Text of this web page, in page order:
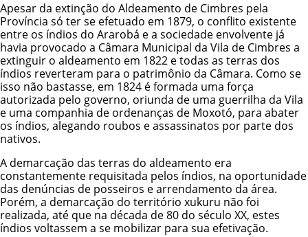
Apesar da extinção do Aldeamento de Cimbres pela
Província só ter se efetuado em 1879, o conflito existente
entre os índios do Ararobá e a sociedade envolvente já
havia provocado a Câmara Municipal da Vila de Cimbres a
extinguir o aldeamento em 1822 e todas as terras dos
índios reverteram para o patrimônio da Câmara. Como se
isso não bastasse, em 1824 é formada uma força
autorizada pelo governo, oriunda de uma guerrilha da Vila
e uma companhia de ordenanças de Moxotó, para abater
os índios, alegando roubos e assassinatos por parte dos
nativos.
A demarcação das terras do aldeamento era
constantemente requisitada pelos índios, na oportunidade
das denúncias de posseiros e arrendamento da área.
Porém, a demarcação do território xukuru não foi
realizada, até que na década de 80 do século XX, estes
índios voltassem a se mobilizar para sua efetivação.